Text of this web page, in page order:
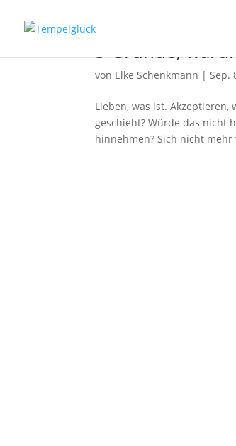
5 Gründe,
von Elke Schenkmann |Sep.
Lieben, was ist. Akzeptieren,
geschieht? Würde das nicht
hinnehmen? Sich nicht mehr